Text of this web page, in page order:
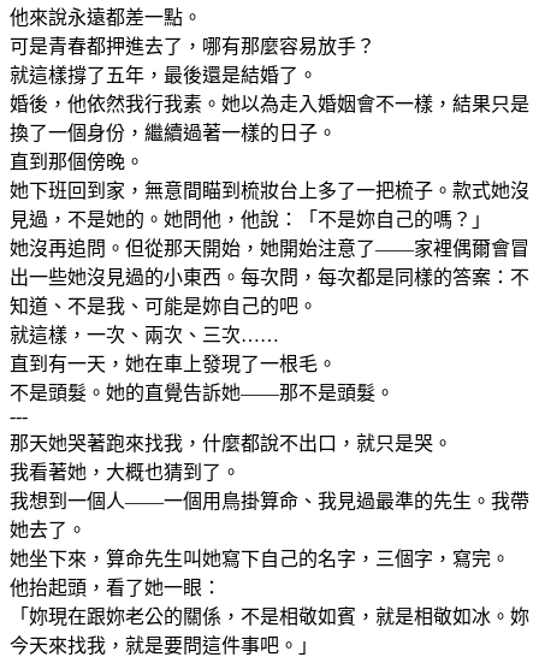
他來說永遠都差一點。
可是青春都押進去了，哪有那麼容易放手？
就這樣撐了五年，最後還是結婚了。
婚後，他依然我行我素。她以為走入婚姻會不一樣，結果只是
換了一個身份，繼續過著一樣的日子。
直到那個傍晚。
她下班回到家，無意間瞄到梳妝台上多了一把梳子。款式她沒
見過，不是她的。她問他，他說：「不是妳自己的嗎？」
她沒再追問。但從那天開始，她開始注意了——家裡偶爾會冒
出一些她沒見過的小東西。每次問，每次都是同樣的答案：不
知道、不是我、可能是妳自己的吧。
就這樣，一次、兩次、三次……
直到有一天，她在車上發現了一根毛。
不是頭髮。她的直覺告訴她——那不是頭髮。
---
那天她哭著跑來找我，什麼都說不出口，就只是哭。
我看著她，大概也猜到了。
我想到一個人——一個用鳥掛算命、我見過最準的先生。我帶
她去了。
她坐下來，算命先生叫她寫下自己的名字，三個字，寫完。
他抬起頭，看了她一眼：
「妳現在跟妳老公的關係，不是相敬如賓，就是相敬如冰。妳
今天來找我，就是要問這件事吧。」